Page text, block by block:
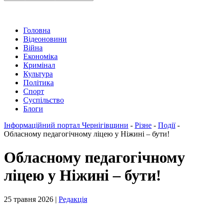
Головна
Відеоновини
Війна
Економіка
Кримінал
Культура
Політика
Спорт
Суспільство
Блоги
Інформаційний портал Чернігівщини - Різне - Події-
Обласному педагогічному ліцею у Ніжині – бути!
Обласному педагогічному
ліцею у Ніжині – бути!
25 травня 2026 | Редакція